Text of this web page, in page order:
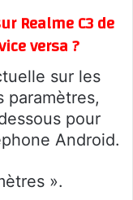
Realme C3 de
versa ?
sur les
paramètres,
pour
Android.
».